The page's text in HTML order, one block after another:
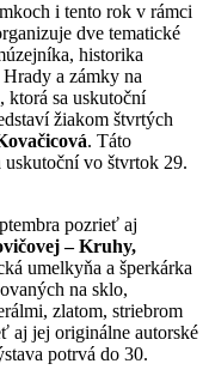
i tento rok v rámci
dve tematické
historika
a zámky na
ktorá sa uskutoční
žiakom štvrtých
. Táto
uskutoční vo štvrtok 29.
pozrieť aj
– Kruhy,
umelkyňa a šperkárka
na sklo,
zlatom, striebrom
aj jej originálne autorské
potrvá do 30.